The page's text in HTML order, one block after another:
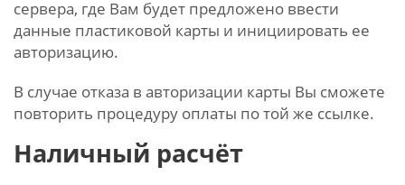
сервера, где Вам будет предложено ввести
данные пластиковой карты и инициировать ее
авторизацию.
В случае отказа в авторизации карты Вы сможете
повторить процедуру оплаты по той же ссылке.
Наличный расчёт